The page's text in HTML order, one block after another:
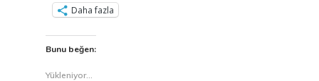
Daha fazla
Bunu beğen:
Yükleniyor...